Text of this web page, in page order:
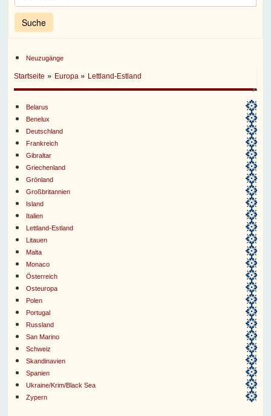
Neuzugänge
Startseite » Europa » Lettland-Estland
Belarus
Benelux
Deutschland
Frankreich
Gibraltar
Griechenland
Grönland
Großbritannien
Island
Italien
Lettland-Estland
Litauen
Malta
Monaco
Österreich
Osteuropa
Polen
Portugal
Russland
San Marino
Schweiz
Skandinavien
Spanien
Ukraine/Krim/Black Sea
Zypern